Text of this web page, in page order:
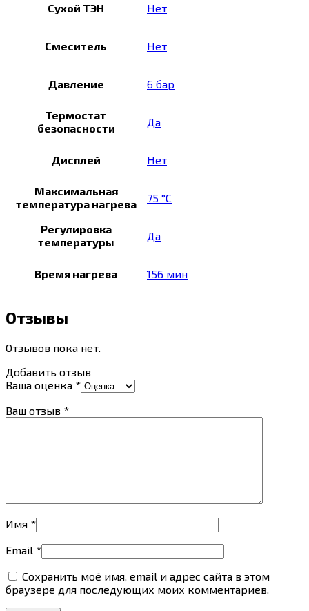
Сухой ТЭН Нет
Смеситель Нет
Давление 6 бар
Термостат
безопасности
Да
Дисплей Нет
Максимальная
температура нагрева
75 °C
Регулировка
температуры
Да
Время нагрева 156 мин
Отзывы
Отзывов пока нет.
Добавить отзыв
Ваша оценка *
Ваш отзыв *
Имя *
Email *
Сохранить моё имя, email и адрес сайта в этом
браузере для последующих моих комментариев.